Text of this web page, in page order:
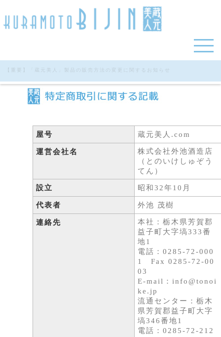
【重要】「蔵元美人」製品の販売方法の変更に関するお知らせ
屋号 蔵元美人.com
運営会社名
株式会社外池酒造店
（とのいけしゅぞう
てん）
設立 昭和32年10月
代表者 外池 茂樹
連絡先
本社：栃木県芳賀郡
益子町大字塙333番
地1
電話：0285-72-000
1 Fax 0285-72-00
03
E-mail：info@tonoi
ke.jp
流通センター：栃木
県芳賀郡益子町大字
塙346番地1
電話：0285-72-212